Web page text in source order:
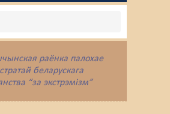
раёнка палохае
беларускага
“за экстрэмізм”